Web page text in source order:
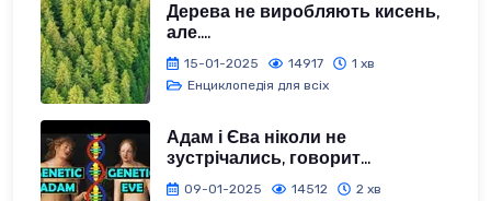
Дерева не виробляють кисень,
але....
15-01-2025 14917
1 хв
Енциклопедія для всіх
Адам і Єва ніколи не
зустрічались, говорит...
09-01-2025 14512 2 хв